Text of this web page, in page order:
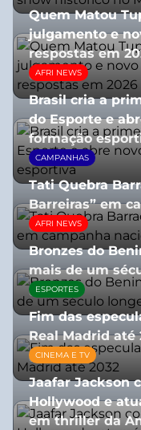
Quem Matou
julgamento e
respostas em
05/08/2026
AFRI NEWS
Brasil cria a
do Esporte e
formação
08/07/2026
CAMPANHAS
Tati Quebra
Barreiras” em
08/07/2026
AFRI NEWS
Bronzes do
mais de um
08/07/2026
ESPORTES
Fim das
Real Madrid até
06/08/2026
CINEMA E TV
Jaafar Jackson
Hollywood e
em thriller da